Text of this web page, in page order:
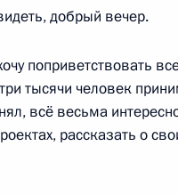
года, пятница
членами
14:45
добрый вечер.
поприветствовать
тысячи человек
всё весьма
рассказать о